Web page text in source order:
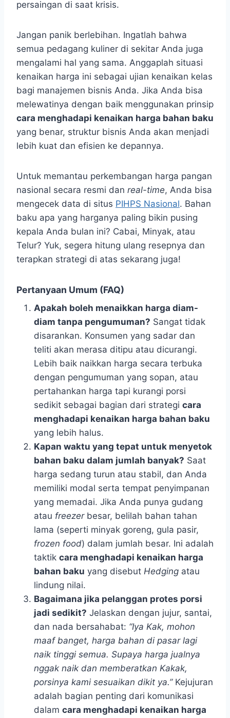
persaingan di saat krisis.
Jangan panik berlebihan. Ingatlah bahwa
semua pedagang kuliner di sekitar Anda juga
mengalami hal yang sama. Anggaplah situasi
kenaikan harga ini sebagai ujian kenaikan kelas
bagi manajemen bisnis Anda. Jika Anda bisa
melewatinya dengan baik menggunakan prinsip
cara menghadapi kenaikan harga bahan baku
yang benar, struktur bisnis Anda akan menjadi
lebih kuat dan efisien ke depannya.
Untuk memantau perkembangan harga pangan
nasional secara resmi dan real-time, Anda bisa
mengecek data di situs PIHPS Nasional. Bahan
baku apa yang harganya paling bikin pusing
kepala Anda bulan ini? Cabai, Minyak, atau
Telur? Yuk, segera hitung ulang resepnya dan
terapkan strategi di atas sekarang juga!
Pertanyaan Umum (FAQ)
Apakah boleh menaikkan harga diam-
diam tanpa pengumuman? Sangat tidak
disarankan. Konsumen yang sadar dan
teliti akan merasa ditipu atau dicurangi.
Lebih baik naikkan harga secara terbuka
dengan pengumuman yang sopan, atau
pertahankan harga tapi kurangi porsi
sedikit sebagai bagian dari strategi cara
menghadapi kenaikan harga bahan baku
yang lebih halus.
Kapan waktu yang tepat untuk menyetok
bahan baku dalam jumlah banyak? Saat
harga sedang turun atau stabil, dan Anda
memiliki modal serta tempat penyimpanan
yang memadai. Jika Anda punya gudang
atau freezerbesar, belilah bahan tahan
lama (seperti minyak goreng, gula pasir,
frozen food) dalam jumlah besar. Ini adalah
taktik cara menghadapi kenaikan harga
bahan baku yang disebut Hedging atau
lindung nilai.
Bagaimana jika pelanggan protes porsi
jadi sedikit? Jelaskan dengan jujur, santai,
dan nada bersahabat: “Iya Kak, mohon
maaf banget, harga bahan di pasar lagi
naik tinggi semua. Supaya harga jualnya
nggak naik dan memberatkan Kakak,
porsinya kami sesuaikan dikit ya.”Kejujuran
adalah bagian penting dari komunikasi
dalam cara menghadapi kenaikan harga